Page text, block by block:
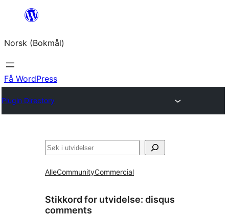
Hopp
innhold
Norsk (Bokmål)
Få WordPress
Plugin Directory
Søk
AlleCommunityCommercial
Stikkord for utvidelse: disqus
comments